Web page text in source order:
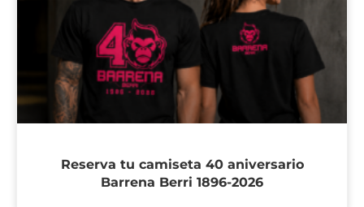
Reserva tu camiseta 40 aniversario
Barrena Berri 1896-2026